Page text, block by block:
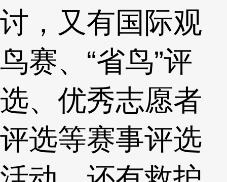
讨，又有国际观
鸟赛、“省鸟”评
选、优秀志愿者
评选等赛事评选